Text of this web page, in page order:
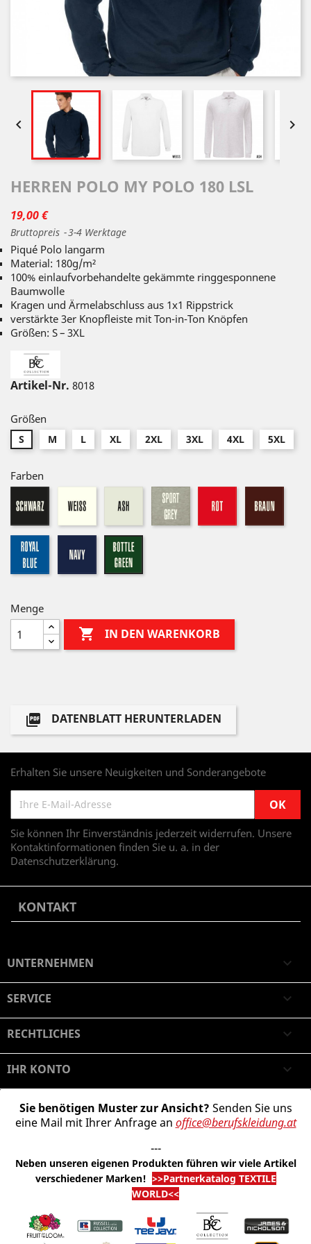
 
HERREN POLO MY POLO 180 LSL
19,00 €
Bruttopreis 3-4 Werktage
Piqué Polo langarm
Material: 180g/m²
100% einlaufvorbehandelte gekämmte ringgesponnene
Baumwolle
Kragen und Ärmelabschluss aus 1x1 Rippstrick
verstärkte 3er Knopfleiste mit Ton-in-Ton Knöpfen
Größen: S – 3XL
Artikel-Nr. 8018
Größen
S M L XL 2XL 3XL 4XL 5XL
Farben
navy
Menge
 IN DEN WARENKORB
 DATENBLATT HERUNTERLADEN
Erhalten Sie unsere Neuigkeiten und Sonderangebote
Sie können Ihr Einverständnis jederzeit widerrufen. Unsere
Kontaktinformationen finden Sie u. a. in der
Datenschutzerklärung.
KONTAKT
UNTERNEHMEN 
SERVICE 
RECHTLICHES 
IHR KONTO 
Sie benötigen Muster zur Ansicht? Senden Sie uns
eine Mail mit Ihrer Anfrage an office@berufskleidung.at
---
Neben unseren eigenen Produkten führen wir viele Artikel
verschiedener Marken! >>Partnerkatalog TEXTILE
WORLD<<